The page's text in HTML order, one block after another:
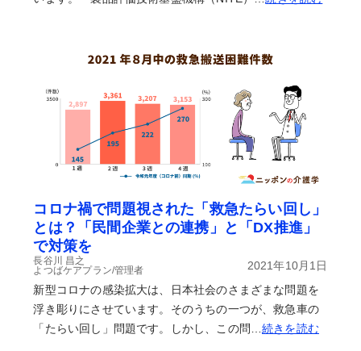
コロナ禍で問題視された「救急たらい回し」
とは？「民間企業との連携」と「DX推進」
で対策を
長谷川 昌之
よつばケアプラン/管理者
2021年10月1日
新型コロナの感染拡大は、日本社会のさまざまな問題を
浮き彫りにさせています。そのうちの一つが、救急車の
「たらい回し」問題です。しかし、この問…続きを読む